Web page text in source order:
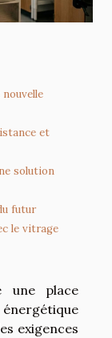
et
solution
futur
le vitrage
une place
exigences